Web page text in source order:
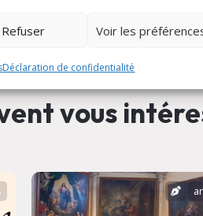
Refuser Voir les
Déclaration de confidentialité
vous